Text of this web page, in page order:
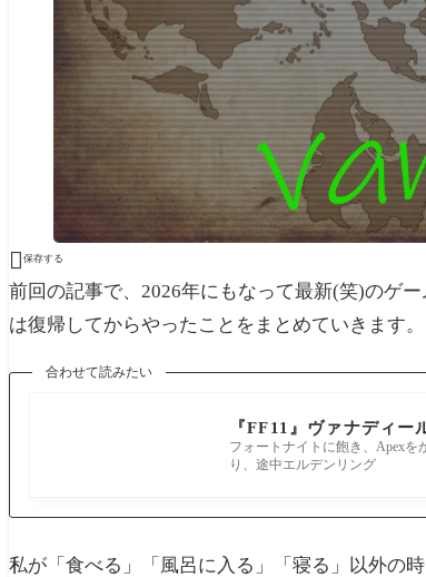
 保存する
前回の記事で、2026年にもなって最新(笑)のゲ
は復帰してからやったことをまとめていきます。
合わせて読みたい
『FF11』ヴァナディ
フォートナイトに飽き、Apexを
り、途中エルデンリング
私が「食べる」「風呂に入る」「寝る」以外の